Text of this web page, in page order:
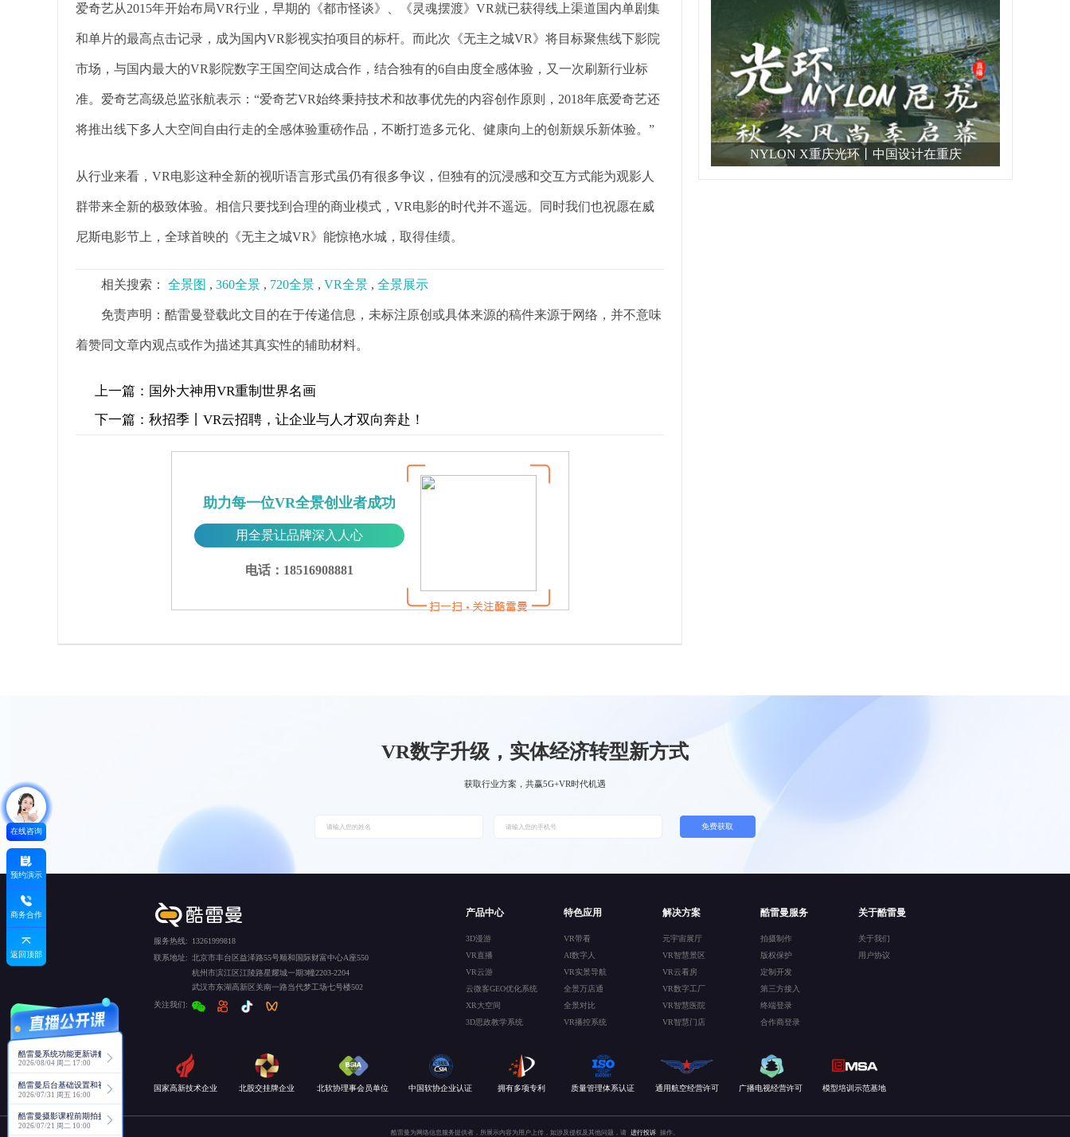
爱奇艺从2015年开始布局VR行业，早期的《都市怪谈》、《灵魂摆渡》VR就已获得线上渠道国内单剧集
和单片的最高点击记录，成为国内VR影视实拍项目的标杆。而此次《无主之城VR》将目标聚焦线下影院
市场，与国内最大的VR影院数字王国空间达成合作，结合独有的6自由度全感体验，又一次刷新行业标
准。爱奇艺高级总监张航表示：“爱奇艺VR始终秉持技术和故事优先的内容创作原则，2018年底爱奇艺还
将推出线下多人大空间自由行走的全感体验重磅作品，不断打造多元化、健康向上的创新娱乐新体验。”
从行业来看，VR电影这种全新的视听语言形式虽仍有很多争议，但独有的沉浸感和交互方式能为观影人
群带来全新的极致体验。相信只要找到合理的商业模式，VR电影的时代并不遥远。同时我们也祝愿在威
尼斯电影节上，全球首映的《无主之城VR》能惊艳水城，取得佳绩。
相关搜索： 全景图 , 360全景 , 720全景 , VR全景 , 全景展示
免责声明：酷雷曼登载此文目的在于传递信息，未标注原创或具体来源的稿件来源于网络，并不意味
着赞同文章内观点或作为描述其真实性的辅助材料。
上一篇： 国外大神用VR重制世界名画
下一篇： 秋招季丨VR云招聘，让企业与人才双向奔赴！
助力每一位VR全景创业者成功
用全景让品牌深入人心
电话：18516908881
NYLON X重庆光环丨中国设计在重庆
在线咨询
预约演示
商务合作
返回顶部
酷雷曼系统功能更新讲解
2026/08/04 周二 17:00
酷雷曼后台基础设置和视角功能详解
2026/07/31 周五 16:00
酷雷曼摄影课程前期拍摄讲解
2026/07/21 周二 10:00
VR数字升级，实体经济转型新方式
获取行业方案，共赢5G+VR时代机遇
免费获取
服务热线:
13261999818
联系地址: 北京市丰台区益泽路55号顺和国际财富中心A座550
杭州市滨江区江陵路星耀城一期3幢2203-2204
武汉市东湖高新区关南一路当代梦工场七号楼502
关注我们:
产品中心
3D漫游
VR直播
VR云游
云微客GEO优化系统
XR大空间
3D思政教学系统
特色应用
VR带看
AI数字人
VR实景导航
全景万店通
全景对比
VR播控系统
解决方案
元宇宙展厅
VR智慧景区
VR云看房
VR数字工厂
VR智慧医院
VR智慧门店
酷雷曼服务
拍摄制作
版权保护
定制开发
第三方接入
终端登录
合作商登录
关于酷雷曼
关于我们
用户协议
国家高新技术企业 北股交挂牌企业 北软协理事会员单位 中国软协企业认证 拥有多项专利 质量管理体系认证 通用航空经营许可 广播电视经营许可 模型培训示范基地
酷雷曼为网络信息服务提供者，所展示内容为用户上传，如涉及侵权及其他问题，请 进行投诉 操作。